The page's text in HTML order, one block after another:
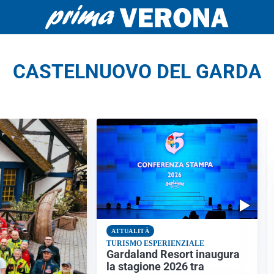
CASTELNUOVO DEL GARDA
ATTUALITÀ
TURISMO ESPERIENZIALE
Gardaland Resort inaugura
la stagione 2026 tra